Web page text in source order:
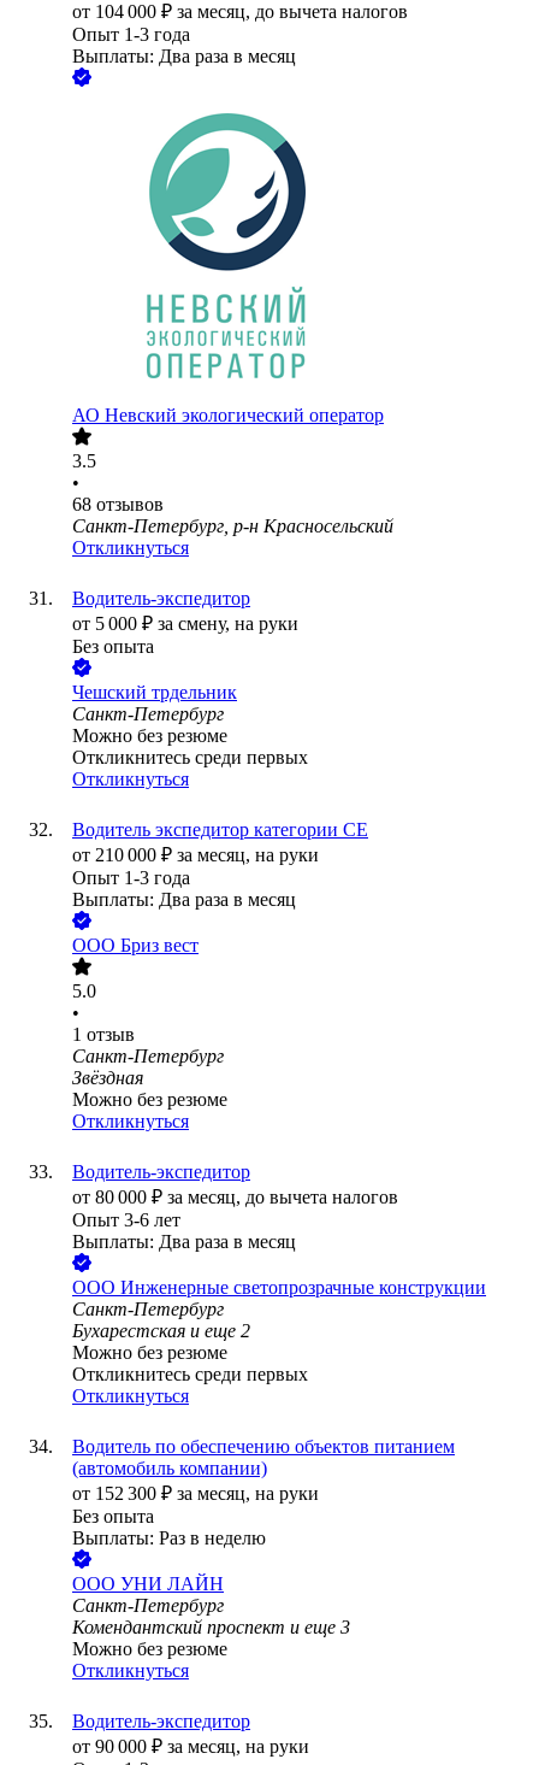
от 104 000 ₽ за месяц, до вычета налогов
Опыт 1-3 года
Выплаты: Два раза в месяц
АО Невский экологический оператор
3.5
•
68 отзывов
Санкт-Петербург, р-н Красносельский
Откликнуться
Водитель-экспедитор
от 5 000 ₽ за смену, на руки
Без опыта
Чешский трдельник
Санкт-Петербург
Можно без резюме
Откликнитесь среди первых
Откликнуться
Водитель экспедитор категории СЕ
от 210 000 ₽ за месяц, на руки
Опыт 1-3 года
Выплаты: Два раза в месяц
ООО Бриз вест
5.0
•
1 отзыв
Санкт-Петербург
Звёздная
Можно без резюме
Откликнуться
Водитель-экспедитор
от 80 000 ₽ за месяц, до вычета налогов
Опыт 3-6 лет
Выплаты: Два раза в месяц
ООО Инженерные светопрозрачные конструкции
Санкт-Петербург
Бухарестская и еще 2
Можно без резюме
Откликнитесь среди первых
Откликнуться
Водитель по обеспечению объектов питанием
(автомобиль компании)
от 152 300 ₽ за месяц, на руки
Без опыта
Выплаты: Раз в неделю
ООО УНИ ЛАЙН
Санкт-Петербург
Комендантский проспект и еще 3
Можно без резюме
Откликнуться
Водитель-экспедитор
от 90 000 ₽ за месяц, на руки